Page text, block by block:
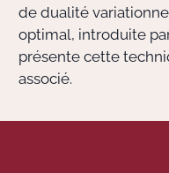
de dualité
optimal, introduite
présente cette
associé.